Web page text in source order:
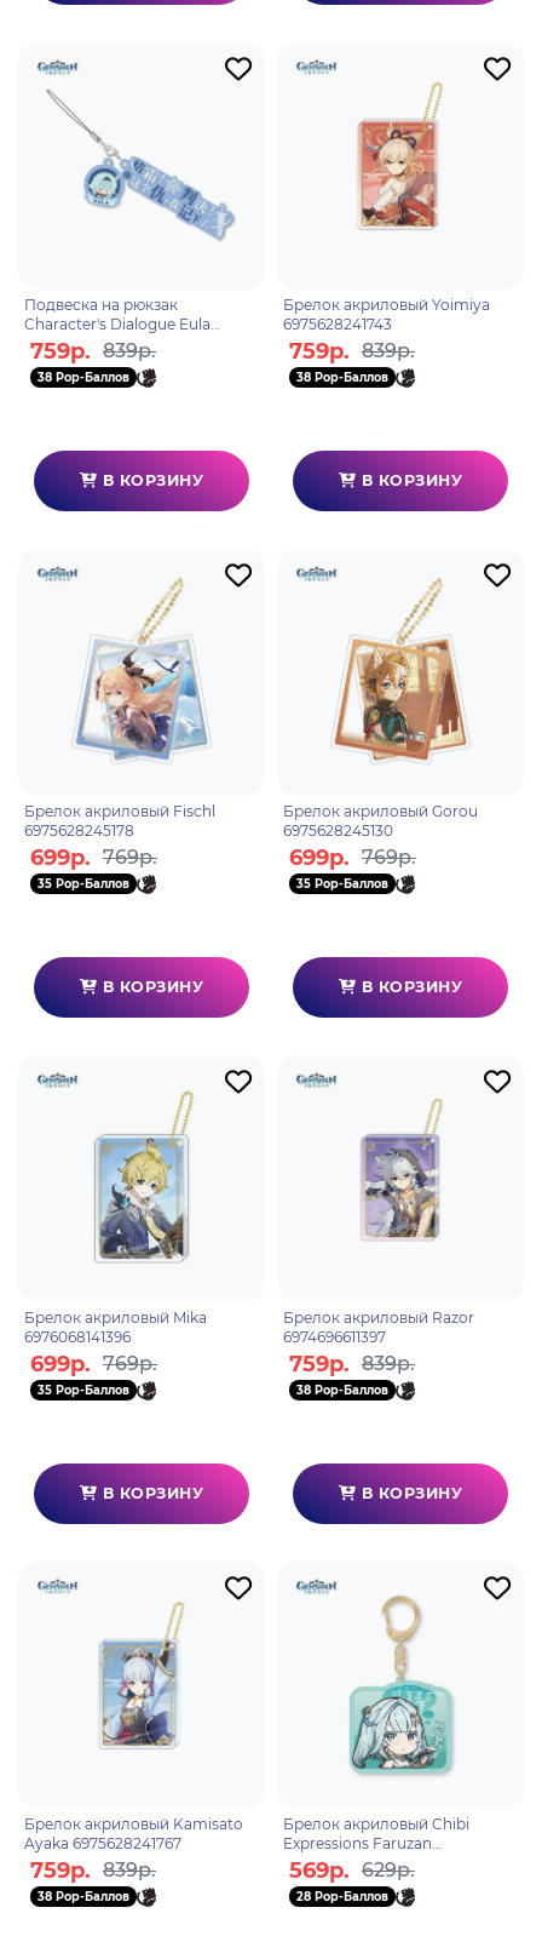
Подвеска на рюкзак
Character's Dialogue Eula
6975213682760
759р. 839р.
38 Pop-Баллов
В КОРЗИНУ
Брелок акриловый Yoimiya
6975628241743
759р. 839р.
38 Pop-Баллов
В КОРЗИНУ
Брелок акриловый Fischl
6975628245178
699р. 769р.
35 Pop-Баллов
В КОРЗИНУ
Брелок акриловый Gorou
6975628245130
699р. 769р.
35 Pop-Баллов
В КОРЗИНУ
Брелок акриловый Mika
6976068141396
699р. 769р.
35 Pop-Баллов
В КОРЗИНУ
Брелок акриловый Razor
6974696611397
759р. 839р.
38 Pop-Баллов
В КОРЗИНУ
Брелок акриловый Kamisato
Ayaka 6975628241767
759р. 839р.
38 Pop-Баллов
Брелок акриловый Chibi
Expressions Faruzan
6975628248353
569р. 629р.
28 Pop-Баллов